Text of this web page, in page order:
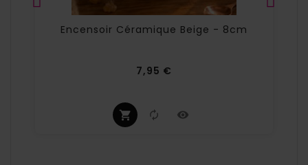
Encensoir Céramique Beige - 8cm
7,95 €